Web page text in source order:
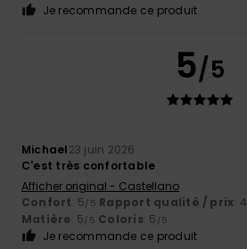
Je recommande ce produit
5/5
Michael23 juin 2026
C'est très confortable
Afficher original - Castellano
Confort: 5/5 Rapport qualité / prix: 4
Matière: 5/5 Coloris: 5 /5
Je recommande ce produit